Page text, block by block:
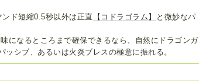
ド短縮0.5秒以外は正直
【コドラゴラム】
と微妙なパ
になるところまで確保できるなら、自然にドラゴンガ
シブ、あるいは火炎ブレスの極意に振れる。